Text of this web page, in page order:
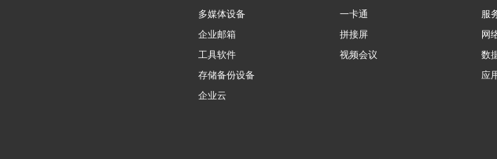
多媒体设备
企业邮箱
工具软件
存储备份设备
企业云
一卡通
拼接屏
视频会议
服
网
数
应